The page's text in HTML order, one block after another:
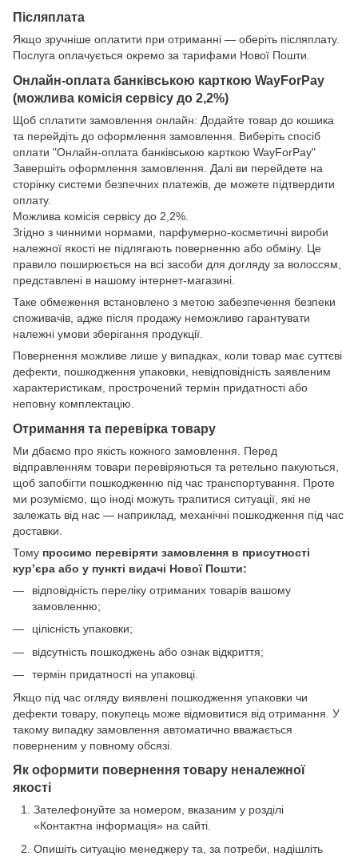
Післяплата
Якщо зручніше оплатити при отриманні — оберіть післяплату.
Послуга оплачується окремо за тарифами Нової Пошти.
Онлайн-оплата банківською карткою WayForPay
(можлива комісія сервісу до 2,2%)
Щоб сплатити замовлення онлайн: Додайте товар до кошика
та перейдіть до оформлення замовлення. Виберіть спосіб
оплати "Онлайн-оплата банківською карткою WayForPay"
Завершіть оформлення замовлення. Далі ви перейдете на
сторінку системи безпечних платежів, де можете підтвердити
оплату.
Можлива комісія сервісу до 2,2%.
Згідно з чинними нормами, парфумерно-косметичні вироби
належної якості не підлягають поверненню або обміну. Це
правило поширюється на всі засоби для догляду за волоссям,
представлені в нашому інтернет-магазині.
Таке обмеження встановлено з метою забезпечення безпеки
споживачів, адже після продажу неможливо гарантувати
належні умови зберігання продукції.
Повернення можливе лише у випадках, коли товар має суттєві
дефекти, пошкодження упаковки, невідповідність заявленим
характеристикам, прострочений термін придатності або
неповну комплектацію.
Отримання та перевірка товару
Ми дбаємо про якість кожного замовлення. Перед
відправленням товари перевіряються та ретельно пакуються,
щоб запобігти пошкодженню під час транспортування. Проте
ми розуміємо, що іноді можуть трапитися ситуації, які не
залежать від нас — наприклад, механічні пошкодження під час
доставки.
Тому просимо перевіряти замовлення в присутності
кур’єра або у пункті видачі Нової Пошти:
відповідність переліку отриманих товарів вашому
замовленню;
цілісність упаковки;
відсутність пошкоджень або ознак відкриття;
термін придатності на упаковці.
Якщо під час огляду виявлені пошкодження упаковки чи
дефекти товару, покупець може відмовитися від отримання. У
такому випадку замовлення автоматично вважається
поверненим у повному обсязі.
Як оформити повернення товару неналежної
якості
Зателефонуйте за номером, вказаним у розділі
«Контактна інформація» на сайті.
Опишіть ситуацію менеджеру та, за потреби, надішліть